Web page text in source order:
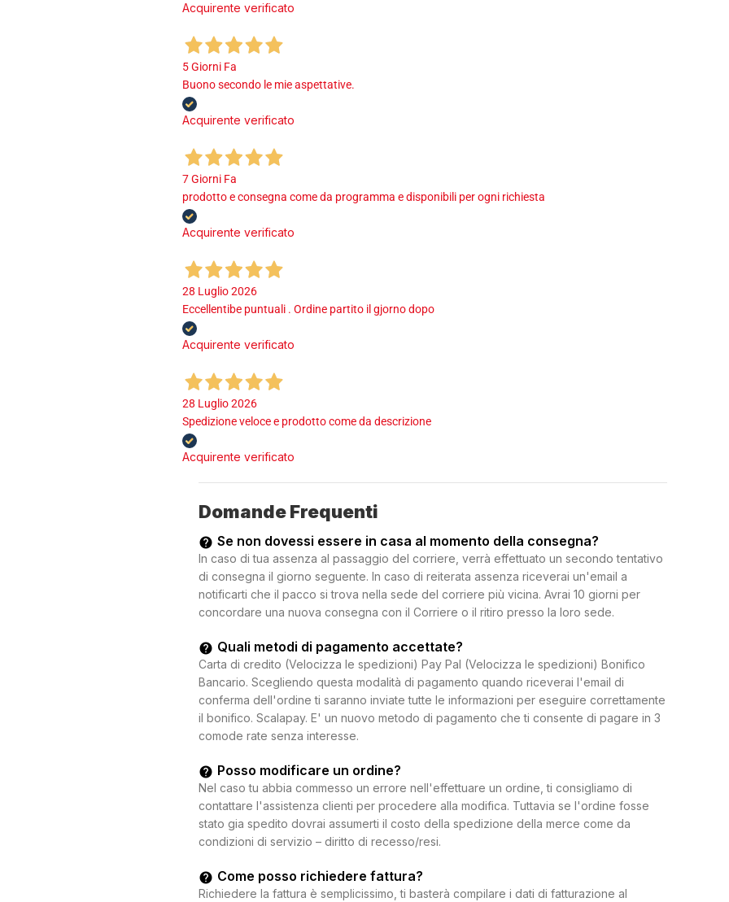
Acquirente verificato
5 Giorni Fa
Buono secondo le mie aspettative.
Acquirente verificato
7 Giorni Fa
prodotto e consegna come da programma e disponibili per ogni richiesta
Acquirente verificato
28 Luglio 2026
Eccellentibe puntuali . Ordine partito il gjorno dopo
Acquirente verificato
28 Luglio 2026
Spedizione veloce e prodotto come da descrizione
Acquirente verificato
Domande Frequenti
Se non dovessi essere in casa al momento della consegna?
In caso di tua assenza al passaggio del corriere, verrà effettuato un secondo tentativo
di consegna il giorno seguente. In caso di reiterata assenza riceverai un'email a
notificarti che il pacco si trova nella sede del corriere più vicina. Avrai 10 giorni per
concordare una nuova consegna con il Corriere o il ritiro presso la loro sede.
Quali metodi di pagamento accettate?
Carta di credito (Velocizza le spedizioni) Pay Pal (Velocizza le spedizioni) Bonifico
Bancario. Scegliendo questa modalità di pagamento quando riceverai l'email di
conferma dell'ordine ti saranno inviate tutte le informazioni per eseguire correttamente
il bonifico. Scalapay. E' un nuovo metodo di pagamento che ti consente di pagare in 3
comode rate senza interesse.
Posso modificare un ordine?
Nel caso tu abbia commesso un errore nell'effettuare un ordine, ti consigliamo di
contattare l'assistenza clienti per procedere alla modifica. Tuttavia se l'ordine fosse
stato gia spedito dovrai assumerti il costo della spedizione della merce come da
condizioni di servizio – diritto di recesso/resi.
Come posso richiedere fattura?
Richiedere la fattura è semplicissimo, ti basterà compilare i dati di fatturazione al